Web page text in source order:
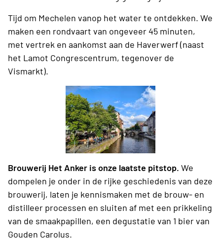
Tijd om Mechelen vanop het water te ontdekken. We
maken een rondvaart van ongeveer 45 minuten,
met vertrek en aankomst aan de Haverwerf (naast
het Lamot Congrescentrum, tegenover de
Vismarkt).
Brouwerij Het Anker is onze laatste pitstop. We
dompelen je onder in de rijke geschiedenis van deze
brouwerij, laten je kennismaken met de brouw- en
distilleer processen en sluiten af met een prikkeling
van de smaakpapillen, een degustatie van 1 bier van
Gouden Carolus.